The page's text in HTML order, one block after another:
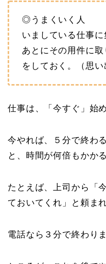
◎うまくいく人
いましている仕事
あとにその用件に
をしておく。（思い
仕事は、「今すぐ」始
今やれば、５分で終わ
と、時間が何倍もかか
たとえば、上司から「
ておいてくれ」と頼ま
電話なら３分で終わりま